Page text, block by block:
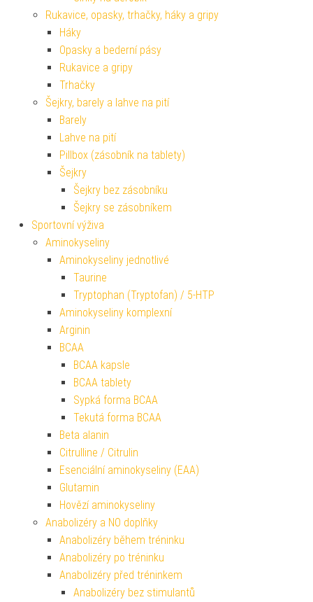
Rukavice, opasky, trhačky, háky a gripy
Háky
Opasky a bederní pásy
Rukavice a gripy
Trhačky
Šejkry, barely a lahve na pití
Barely
Lahve na pití
Pillbox (zásobník na tablety)
Šejkry
Šejkry bez zásobníku
Šejkry se zásobníkem
Sportovní výživa
Aminokyseliny
Aminokyseliny jednotlivé
Taurine
Tryptophan (Tryptofan) / 5-HTP
Aminokyseliny komplexní
Arginin
BCAA
BCAA kapsle
BCAA tablety
Sypká forma BCAA
Tekutá forma BCAA
Beta alanin
Citrulline / Citrulin
Esenciální aminokyseliny (EAA)
Glutamin
Hovězí aminokyseliny
Anabolizéry a NO doplňky
Anabolizéry během tréninku
Anabolizéry po tréninku
Anabolizéry před tréninkem
Anabolizéry bez stimulantů